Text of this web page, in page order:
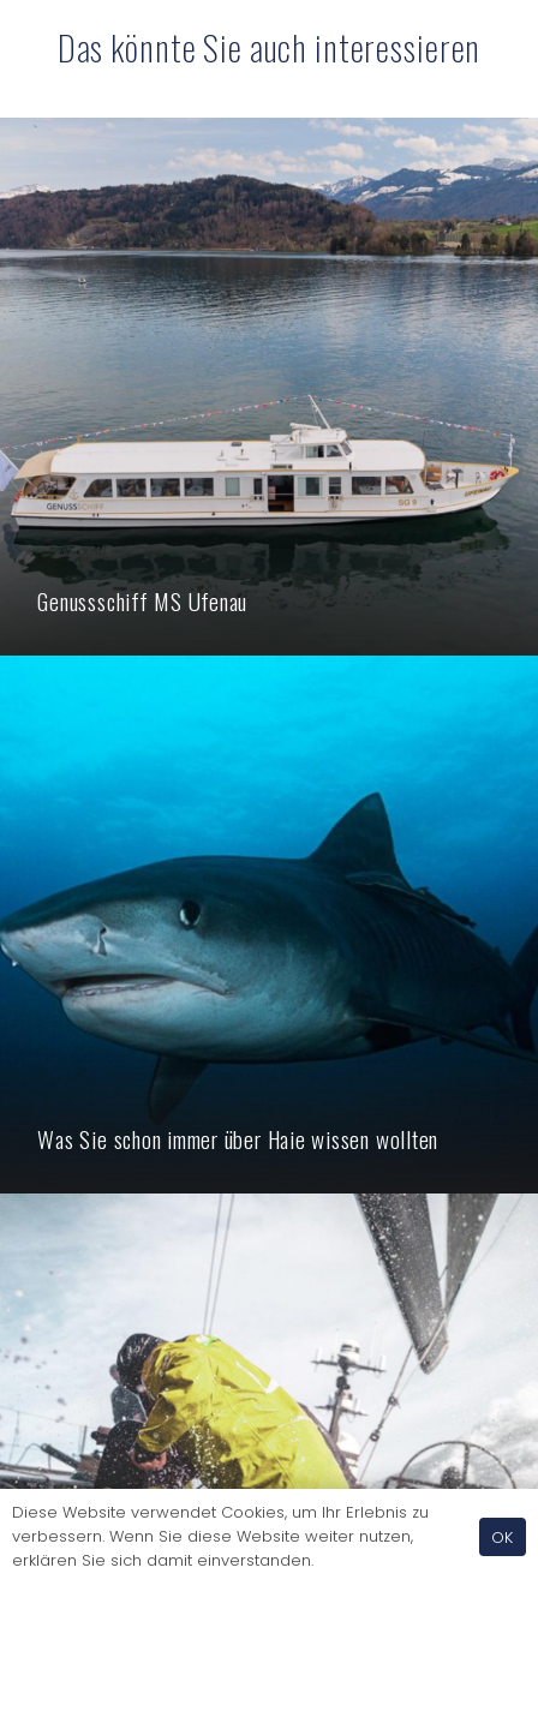
Das könnte Sie auch interessieren
Genussschiff MS Ufenau
Was Sie schon immer über Haie wissen wollten
Diese Website verwendet Cookies, um Ihr Erlebnis zu
verbessern. Wenn Sie diese Website weiter nutzen,
erklären Sie sich damit einverstanden.
OK